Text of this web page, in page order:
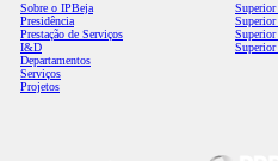
Sobre o IPBeja
Presidência
Prestação de Serviços
I&D
Departamentos
Serviços
Projetos
Superior
Superior
Superior
Superior